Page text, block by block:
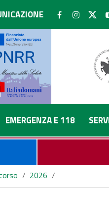
EMERGENZA E 118
/ 2026 /